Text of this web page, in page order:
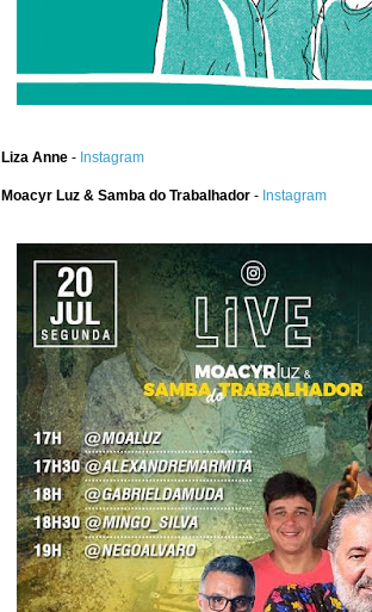
Liza Anne - Instagram
Moacyr Luz & Samba do Trabalhador - Instagram